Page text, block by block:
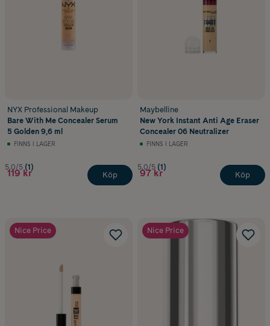
NYX Professional Makeup
Bare With Me Concealer Serum
5 Golden 9,6 ml
FINNS I LAGER
5.0/5 (1)
119 kr Köp
Maybelline
New York Instant Anti Age Eraser
Concealer 06 Neutralizer
FINNS I LAGER
5.0/5 (1)
97 kr Köp
Nice Price Nice Price